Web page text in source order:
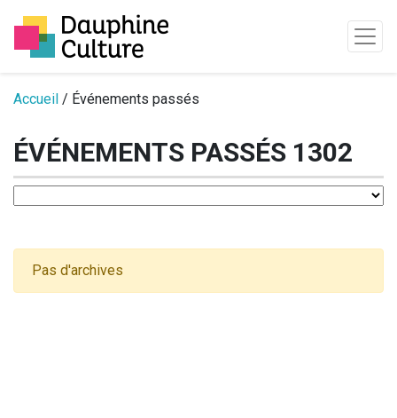
Passer au contenu
Accueil / Événements passés
ÉVÉNEMENTS PASSÉS 1302
Pas d'archives